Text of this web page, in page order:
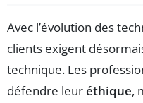
Avec l’évolution des
clients exigent
technique. Les
défendre leuréthique,